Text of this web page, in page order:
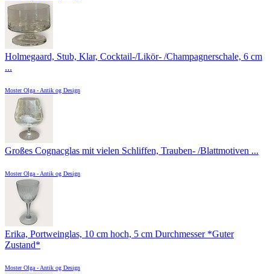
Holmegaard, Stub, Klar, Cocktail-/Likör- /Champagnerschale, 6 cm
...
Moster Olga - Antik og Design
Großes Cognacglas mit vielen Schliffen, Trauben- /Blattmotiven ...
Moster Olga - Antik og Design
Erika, Portweinglas, 10 cm hoch, 5 cm Durchmesser *Guter
Zustand*
Moster Olga - Antik og Design